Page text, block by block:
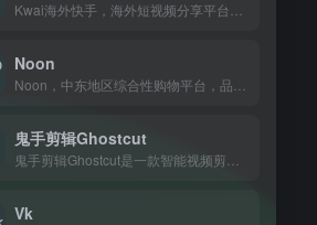
Noon
鬼手剪辑Ghostcut
Vk